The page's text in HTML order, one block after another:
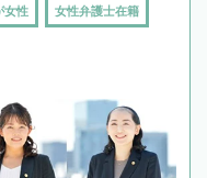
女性 女性弁護士在籍